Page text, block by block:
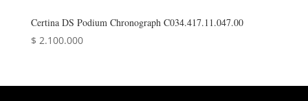
Certina DS Podium Chronograph C034.417.11.047.00
$ 2.100.000